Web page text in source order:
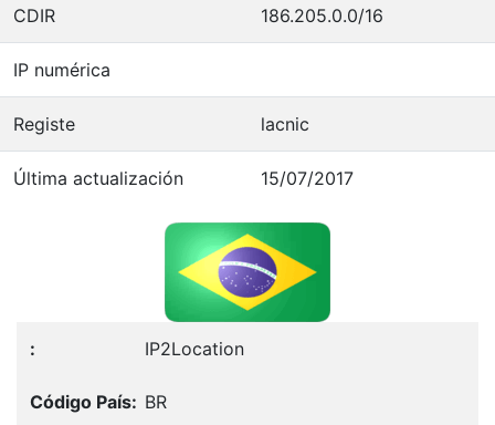
CDIR 186.205.0.0/16
IP numérica
Registe lacnic
Última actualización 15/07/2017
IP2Location
BR